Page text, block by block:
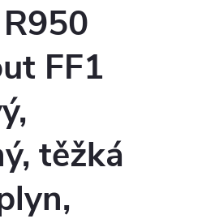
FF1
těžká